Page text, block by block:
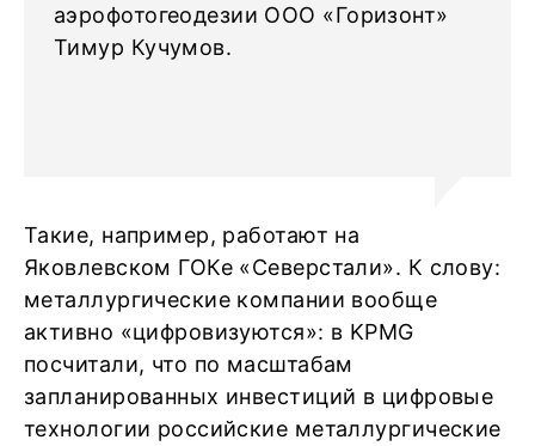
аэрофотогеодезии ООО «Горизонт»
Тимур Кучумов.
Такие, например, работают на
Яковлевском ГОКе «Северстали». К слову:
металлургические компании вообще
активно «цифровизуются»: в KPMG
посчитали, что по масштабам
запланированных инвестиций в цифровые
технологии российские металлургические